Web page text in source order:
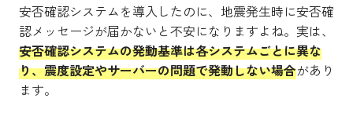
安否確認システムを導入したのに、地震発生時に安否確
認メッセージが届かないと不安になりますよね。実は、
安否確認システムの発動基準は各システムごとに異な
り、震度設定やサーバーの問題で発動しない場合があり
ます。